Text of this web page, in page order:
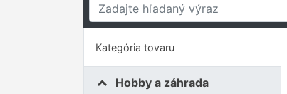
Kategória tovaru
Hobby a záhrada